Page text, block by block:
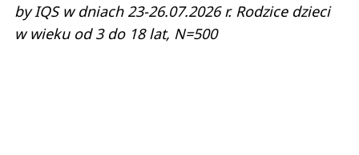
by IQS w dniach 23-26.07.2026 r. Rodzice dzieci
w wieku od 3 do 18 lat, N=500